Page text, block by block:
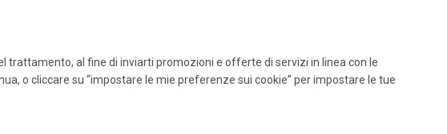
trattamento, al fine di inviarti promozioni e offerte di servizi in linea con le
o cliccare su “impostare le mie preferenze sui cookie” per impostare le tue